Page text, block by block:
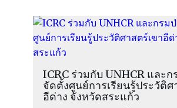
ICRC ร่วมกับ UNHCR และก
จัดตั้งศูนย์การเรียนรู้ประวัติศ
อีด่าง จังหวัดสระแก้ว